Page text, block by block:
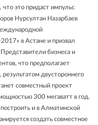
это придаст импульс
Нурсултан Назарбаев
в Астане и призвал
бизнеса и
что предполагает
двустороннего
совместный проект
300 мегаватт в год.
и в Алматинской
создать совместное